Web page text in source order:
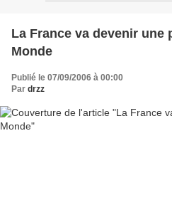
La France va devenir une
Monde
Publié le 07/09/2006 à 00:00
Par drzz